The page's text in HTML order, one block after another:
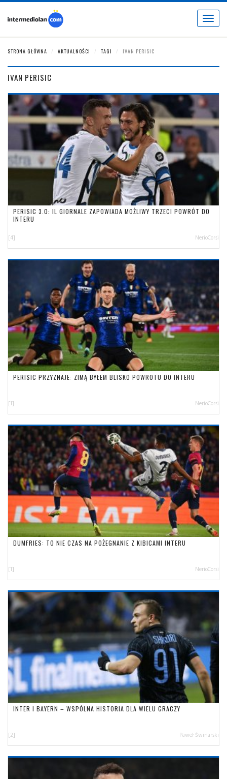
Toggle
STRONA GŁÓWNA AKTUALNOŚCI TAGI IVAN PERISIC
IVAN PERISIC
PERISIC 3.0: IL GIORNALE ZAPOWIADA MOŻLIWY TRZECI POWRÓT DO
INTERU
[4] NerioCorsi
PERISIC PRZYZNAJE: ZIMĄ BYŁEM BLISKO POWROTU DO INTERU
[1] NerioCorsi
DUMFRIES: TO NIE CZAS NA POŻEGNANIE Z KIBICAMI INTERU
[1] NerioCorsi
INTER I BAYERN – WSPÓLNA HISTORIA DLA WIELU GRACZY
[2] Paweł Świnarski